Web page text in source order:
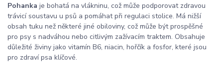
Pohanka je bohatá na vlákninu, což může podporovat zdravou
trávicí soustavu u psů a pomáhat při regulaci stolice. Má nižší
obsah tuku než některé jiné obiloviny, což může být prospěšné
pro psy s nadváhou nebo citlivým zažívacím traktem. Obsahuje
důležité živiny jako vitamín B6, niacin, hořčík a fosfor, které jsou
pro zdraví psa klíčové.